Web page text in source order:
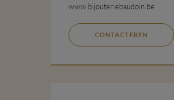
www.bijouteriebaudoin.be
CONTACTEREN